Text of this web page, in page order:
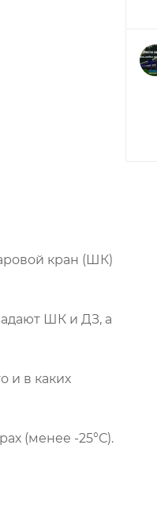
кран (ШК)
ШК и ДЗ, а
и в каких
(менее -25°С).